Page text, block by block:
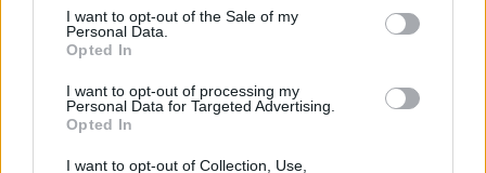
consent section.
I want to opt-out of the Sale of my
Personal Data.
Opted In
I want to opt-out of processing my
Personal Data for Targeted Advertising.
Opted In
I want to opt-out of Collection, Use,
hozzájárulni a podcast megjelenéséhez, akkor
a Donablyn teheted meg
, ahol elérhetőek extra
tartalmak is, mint az élő eseményeinken rögzített
felvételek.
podcastepizódjai minden fontosabb podcast